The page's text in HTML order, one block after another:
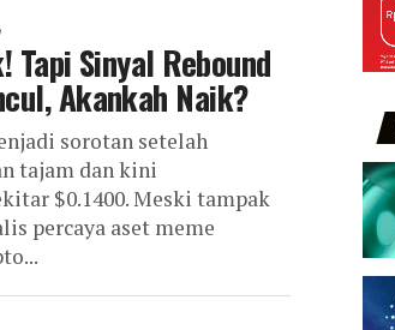
Tapi Sinyal Rebound
Akankah Naik?
sorotan setelah
tajam dan kini
$0.1400. Meski tampak
percaya aset meme